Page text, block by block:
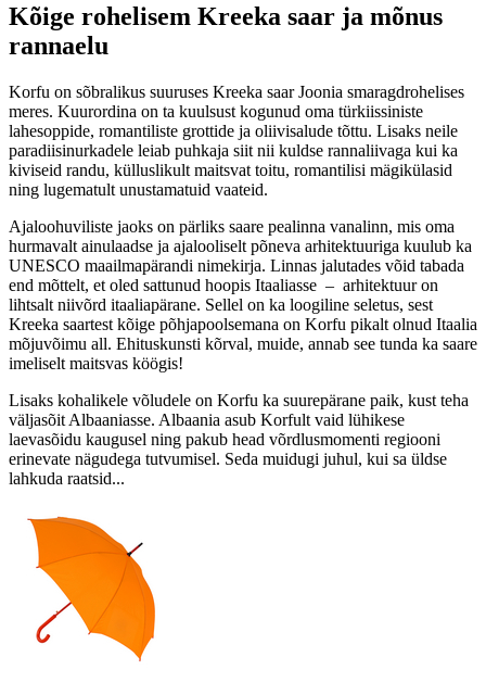
Kõige rohelisem Kreeka saar ja mõnus
rannaelu
Korfu on sõbralikus suuruses Kreeka saar Joonia smaragdrohelises
meres. Kuurordina on ta kuulsust kogunud oma türkiissiniste
lahesoppide, romantiliste grottide ja oliivisalude tõttu. Lisaks neile
paradiisinurkadele leiab puhkaja siit nii kuldse rannaliivaga kui ka
kiviseid randu, külluslikult maitsvat toitu, romantilisi mägikülasid
ning lugematult unustamatuid vaateid.
Ajaloohuviliste jaoks on pärliks saare pealinna vanalinn, mis oma
hurmavalt ainulaadse ja ajalooliselt põneva arhitektuuriga kuulub ka
UNESCO maailmapärandi nimekirja. Linnas jalutades võid tabada
end mõttelt, et oled sattunud hoopis Itaaliasse – arhitektuur on
lihtsalt niivõrd itaaliapärane. Sellel on ka loogiline seletus, sest
Kreeka saartest kõige põhjapoolsemana on Korfu pikalt olnud Itaalia
mõjuvõimu all. Ehituskunsti kõrval, muide, annab see tunda ka saare
imeliselt maitsvas köögis!
Lisaks kohalikele võludele on Korfu ka suurepärane paik, kust teha
väljasõit Albaaniasse. Albaania asub Korfult vaid lühikese
laevasõidu kaugusel ning pakub head võrdlusmomenti regiooni
erinevate nägudega tutvumisel. Seda muidugi juhul, kui sa üldse
lahkuda raatsid...